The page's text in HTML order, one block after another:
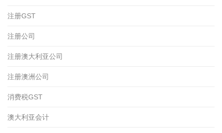
注册GST
注册公司
注册澳大利亚公司
注册澳洲公司
消费税GST
澳大利亚会计